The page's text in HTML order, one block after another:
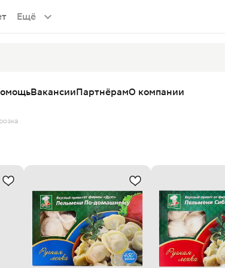
Ещё
ВакансииПартнёрамО компании